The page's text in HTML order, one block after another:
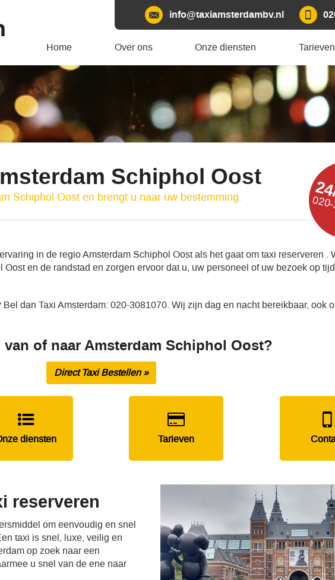
info@taxiamsterdambv.nl
Home Over ons Onze diensten Tarieven
Schiphol Oost
Schiphol Oost en brengt u naar uw bestemming.
in de regio Amsterdam Schiphol Oost als het gaat om taxi reserveren .
en de randstad en zorgen ervoor dat u, uw personeel of uw bezoek op
dan Taxi Amsterdam: 020-3081070. Wij zijn dag en nacht bereikbaar, ook
of naar Amsterdam Schiphol Oost?
Direct Taxi Bestellen »
diensten Tarieven
reserveren
om eenvoudig en snel
taxi is snel, luxe, veilig en
op zoek naar een
u snel van de ene naar